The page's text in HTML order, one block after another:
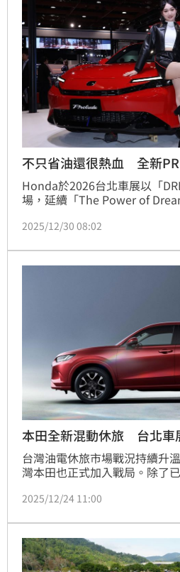
不只省油還很熱血 全新
Honda於2026台北車展以「
場，延續「The Power of
到2050年碳中和，Honda希望
2025/12/30 08:02
本田全新混動休旅 台北車
台灣油電休旅市場戰況持續升
灣本田也正式加入戰局。除了
並搶先在「2026台北新車暨新
2025/12/24 11:00